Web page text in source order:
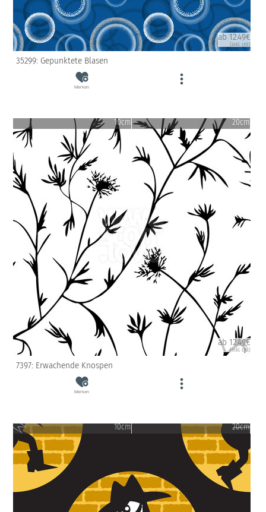
ab 12.49€
(inkl. USt)
35299: Gepunktete Blasen
Merken
10cm 20cm
ab 12.49€
(inkl. USt)
7397: Erwachende Knospen
Merken
10cm 20cm